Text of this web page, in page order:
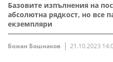
Базовите изпълнения на
абсолютна рядкост, но все
екземпляри
Божан Бошнаков 21.10.2023